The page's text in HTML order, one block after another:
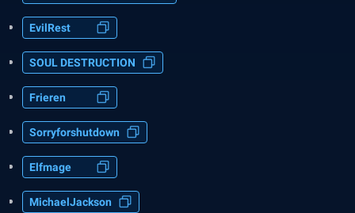
EvilRest
SOUL DESTRUCTION
Frieren
Sorryforshutdown
Elfmage
MichaelJackson